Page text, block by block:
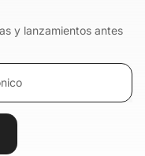
y lanzamientos antes